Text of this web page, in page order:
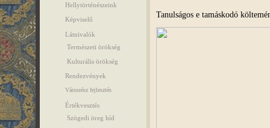
Hellytörténészeink
Képviselő
Látnivalók
Természeti örökség
Kulturális örökség
Rendezvények
Városrész fejlesztés
Értékvesztés
Szögedi öreg híd
Tanulságos e tamáskodó